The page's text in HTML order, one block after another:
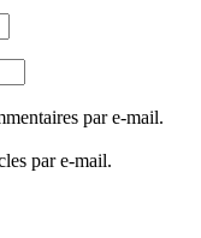
par e-mail.
par e-mail.